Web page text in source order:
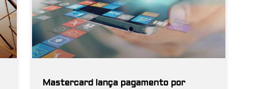
Mastercard lança pagamento por